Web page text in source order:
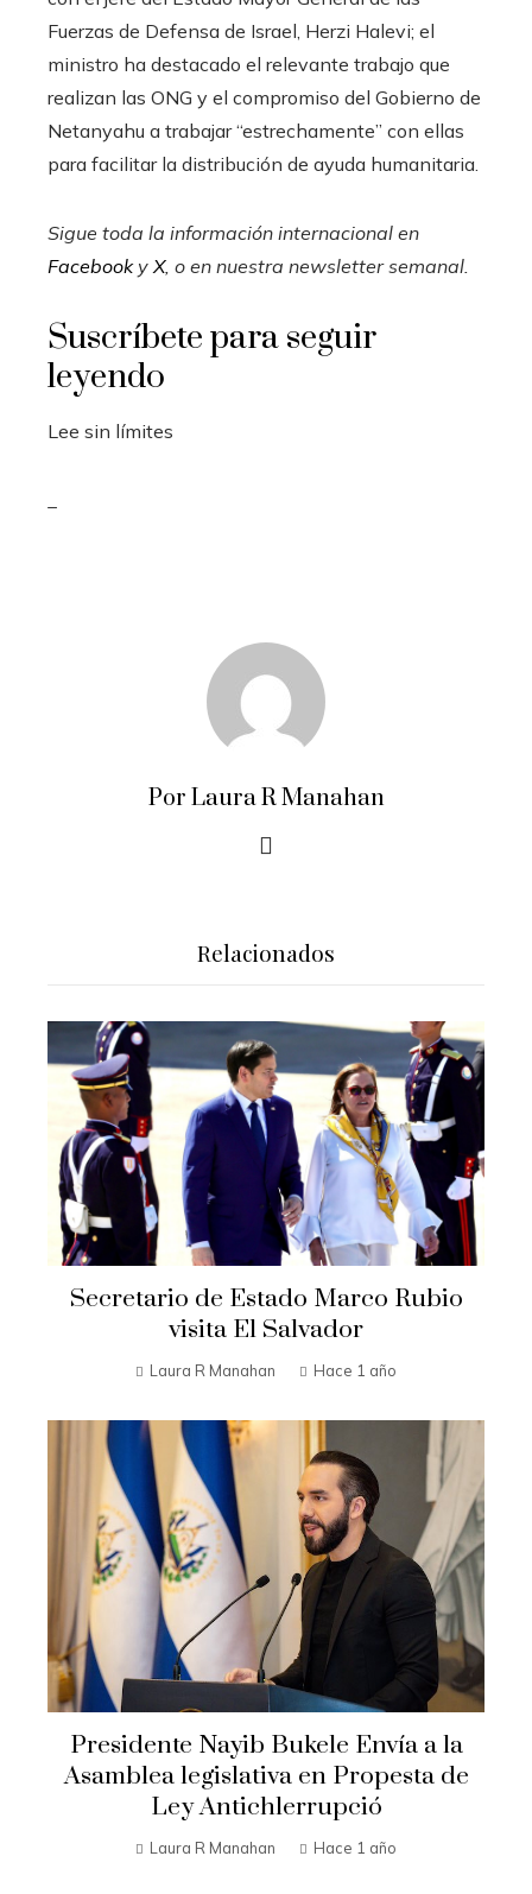
Fuerzas de Defensa de Israel, Herzi Halevi; el
ministro ha destacado el relevante trabajo que
realizan las ONG y el compromiso del Gobierno de
Netanyahu a trabajar “estrechamente” con ellas
para facilitar la distribución de ayuda humanitaria.
Sigue toda la información internacional en
Facebooky X, o en nuestra newsletter semanal
Suscríbete para seguir
leyendo
Lee sin límites
Por Laura R Manahan
Relacionados
Secretario de Estado Marco Rubio
visita El Salvador
Laura R Manahan Hace 1 año
Presidente Nayib Bukele Envía a la
Asamblea legislativa en Propesta de
Ley Antichlerrupció
Laura R Manahan Hace 1 año